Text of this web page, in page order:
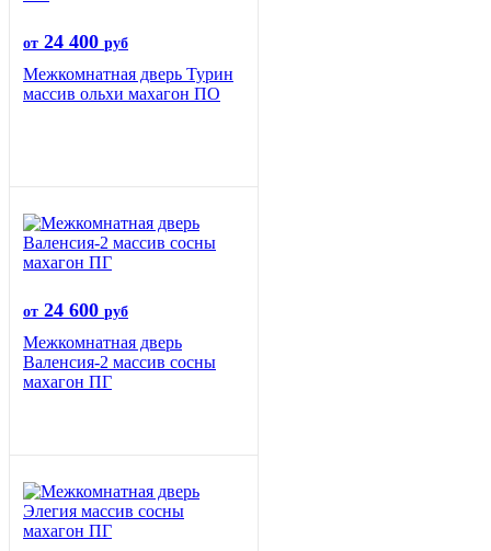
от 24 400 руб
Межкомнатная дверь Турин
массив ольхи махагон ПО
от 24 600 руб
Межкомнатная дверь
Валенсия-2 массив сосны
махагон ПГ